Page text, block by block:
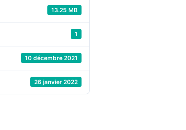
13.25 MB
1
10 décembre 2021
26 janvier 2022